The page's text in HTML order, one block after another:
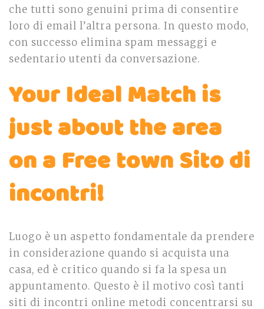
che tutti sono genuini prima di consentire
loro di email l’altra persona. In questo modo,
con successo elimina spam messaggi e
sedentario utenti da conversazione.
Your Ideal Match is
just about the area
on a Free town Sito di
incontri!
Luogo è un aspetto fondamentale da prendere
in considerazione quando si acquista una
casa, ed è critico quando si fa la spesa un
appuntamento. Questo è il motivo così tanti
siti di incontri online metodi concentrarsi su